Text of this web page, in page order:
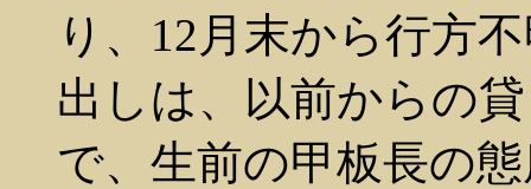
り、12月末から行方
出しは、以前からの
で、生前の甲板長の